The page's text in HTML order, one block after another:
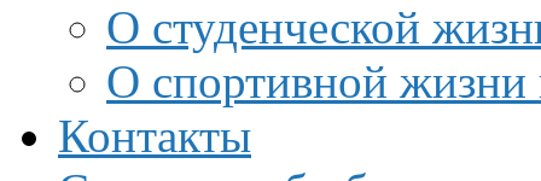
О студенческой
О спортивной жизни
Контакты